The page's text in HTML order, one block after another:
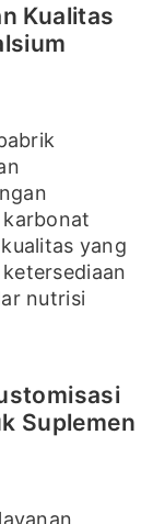
Kualitas
yang
nutrisi
Suplemen